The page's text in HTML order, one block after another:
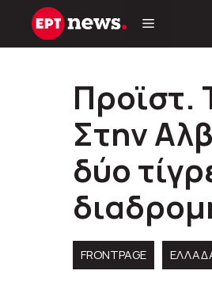
Μετάβαση
Προϊστ.
Στην
δύο
FRONTPAGE